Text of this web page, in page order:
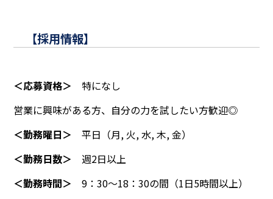
【採用情報】
＜応募資格＞ 特になし
営業に興味がある方、自分の力を試したい方歓迎◎
＜勤務曜日＞ 平日（月, 火, 水, 木, 金）
＜勤務日数＞ 週2日以上
＜勤務時間＞ 9：30〜18：30の間（1日5時間以上）